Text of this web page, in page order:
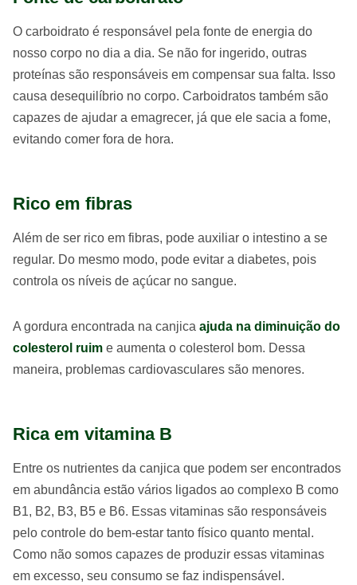
O carboidrato é responsável pela fonte de energia do
nosso corpo no dia a dia. Se não for ingerido, outras
proteínas são responsáveis em compensar sua falta. Isso
causa desequilíbrio no corpo. Carboidratos também são
capazes de ajudar a emagrecer, já que ele sacia a fome,
evitando comer fora de hora.
Rico em fibras
Além de ser rico em fibras, pode auxiliar o intestino a se
regular. Do mesmo modo, pode evitar a diabetes, pois
controla os níveis de açúcar no sangue.
A gordura encontrada na canjica ajuda na diminuição do
colesterol ruim e aumenta o colesterol bom. Dessa
maneira, problemas cardiovasculares são menores.
Rica em vitamina B
Entre os nutrientes da canjica que podem ser encontrados
em abundância estão vários ligados ao complexo B como
B1, B2, B3, B5 e B6. Essas vitaminas são responsáveis
pelo controle do bem-estar tanto físico quanto mental.
Como não somos capazes de produzir essas vitaminas
em excesso, seu consumo se faz indispensável.